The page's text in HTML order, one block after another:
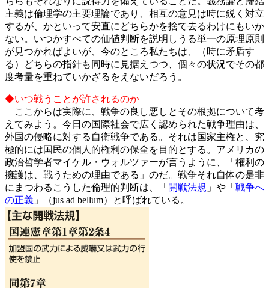
主義は倫理学の主要理論であり、相互の意見は時に鋭く対立
するが、かといって安直にどちらかを捨て去るわけにもいか
ない。いつかすべての価値判断を説明しうる単一の原理原則
が見つかればよいが、今のところ私たちは、（時に矛盾す
る）どちらの指針も同時に見据えつつ、個々の状況でその都
度考量を重ねていかざるをえないだろう。
◆いつ戦うことが許されるのか
ここからは実際に、戦争の良し悪しとその根拠について考
えてみよう。今日の国際社会で広く認められた戦争理由は、
外国の侵略に対する自衛戦争である。それは国家主権と、究
極的には国民の個人的権利の保全を目的とする。アメリカの
政治哲学者マイケル・ウォルツァーが言うように、「権利の
擁護は、戦うための理由である」のだ。戦争それ自体の是非
にまつわるこうした倫理的判断は、「 開戦法規 」や「 戦争へ
の正義 」（jus ad bellum）と呼ばれている。